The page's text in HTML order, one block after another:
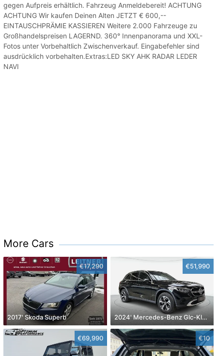
gegen Aufpreis erhältlich. Fahrzeug Anmeldebereit! ACHTUNG
ACHTUNG Wir kaufen Deinen Alten JETZT € 600,--
EINTAUSCHPRÄMIE KASSIEREN Weitere 2.000 Fahrzeuge zu
Großhandelspreisen LAGERND. 360° Innenpanorama und XXL-
Fotos unter Vorbehaltlich Zwischenverkauf. Eingabefehler sind
ausdrücklich vorbehalten.Extras:LED SKY AHK RADAR LEDER
NAVI
More Cars
€17,290
2017' Skoda Superb
€51,990
2024' Mercedes-Benz Glc-Klasse
€69,990 €10